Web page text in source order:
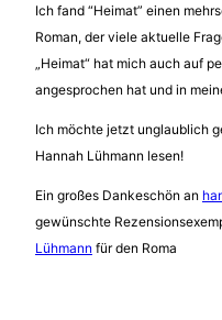
Ich fand “Heimat” einen
Roman, der viele aktuelle
„Heimat“ hat mich auch auf
angesprochen hat und in
Ich möchte jetzt unglaublich
Hannah Lühmann lesen!
Ein großes Dankeschön an
gewünschte
Lühmann für den Roma